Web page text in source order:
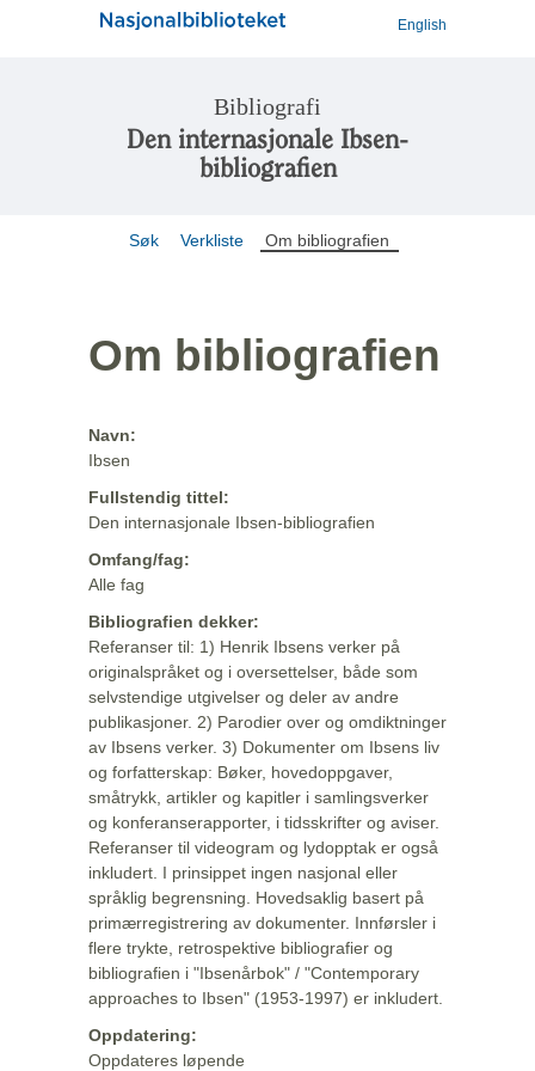
English
Bibliografi
Den internasjonale Ibsen-
bibliografien
Søk Verkliste Om bibliografien
Om bibliografien
Navn:
Ibsen
Fullstendig tittel:
Den internasjonale Ibsen-bibliografien
Omfang/fag:
Alle fag
Bibliografien dekker:
Referanser til: 1) Henrik Ibsens verker på
originalspråket og i oversettelser, både som
selvstendige utgivelser og deler av andre
publikasjoner. 2) Parodier over og omdiktninger
av Ibsens verker. 3) Dokumenter om Ibsens liv
og forfatterskap: Bøker, hovedoppgaver,
småtrykk, artikler og kapitler i samlingsverker
og konferanserapporter, i tidsskrifter og aviser.
Referanser til videogram og lydopptak er også
inkludert. I prinsippet ingen nasjonal eller
språklig begrensning. Hovedsaklig basert på
primærregistrering av dokumenter. Innførsler i
flere trykte, retrospektive bibliografier og
bibliografien i "Ibsenårbok" / "Contemporary
approaches to Ibsen" (1953-1997) er inkludert.
Oppdatering:
Oppdateres løpende